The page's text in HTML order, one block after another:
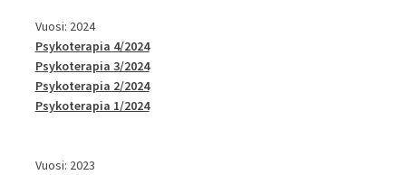
Vuosi: 2024
Psykoterapia 4/2024
Psykoterapia 3/2024
Psykoterapia 2/2024
Psykoterapia 1/2024
Vuosi: 2023